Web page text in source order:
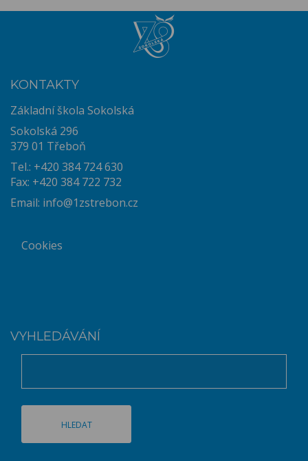
KONTAKTY
Základní škola Sokolská
Sokolská 296
379 01 Třeboň
Tel.: +420 384 724 630
Fax: +420 384 722 732
Email: info@1zstrebon.cz
Cookies
VYHLEDÁVÁNÍ